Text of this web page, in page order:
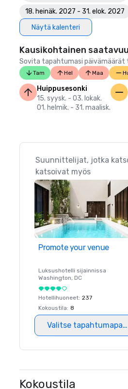
18. heinäk. 2027 - 31. elok. 2027
Näytä kalenteri
Kausikohtainen
Sovita tapahtumasi päivämäärät
Tam Hel Maa
Huippusesonki
15. syysk. - 03. lokak.
01. helmik. - 31. maalisk.
Suunnittelijat, jotka
katsoivat myös
Promote your venue
Luksushotelli sijainnissa
Washington, DC
Hotellihuoneet: 237
Kokoustila: 8
Valitse
Kokoustila